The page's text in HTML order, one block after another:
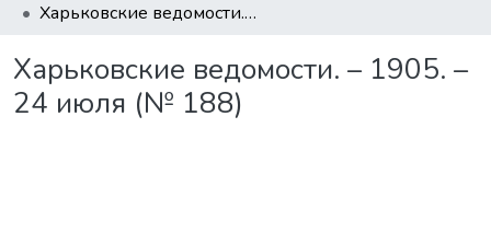
Харьковские ведомости. – 1905. – 24 июля (№ 188)
Харьковские ведомости. – 1905. –
24 июля (№ 188)